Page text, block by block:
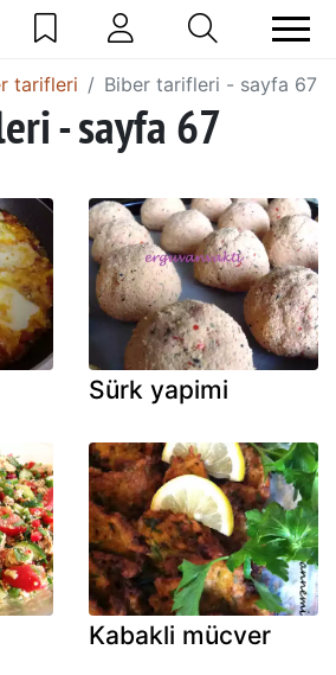
tarifleri Biber tarifleri - sayfa 67
- sayfa 67
Sürk yapimi
Kabakli mücver